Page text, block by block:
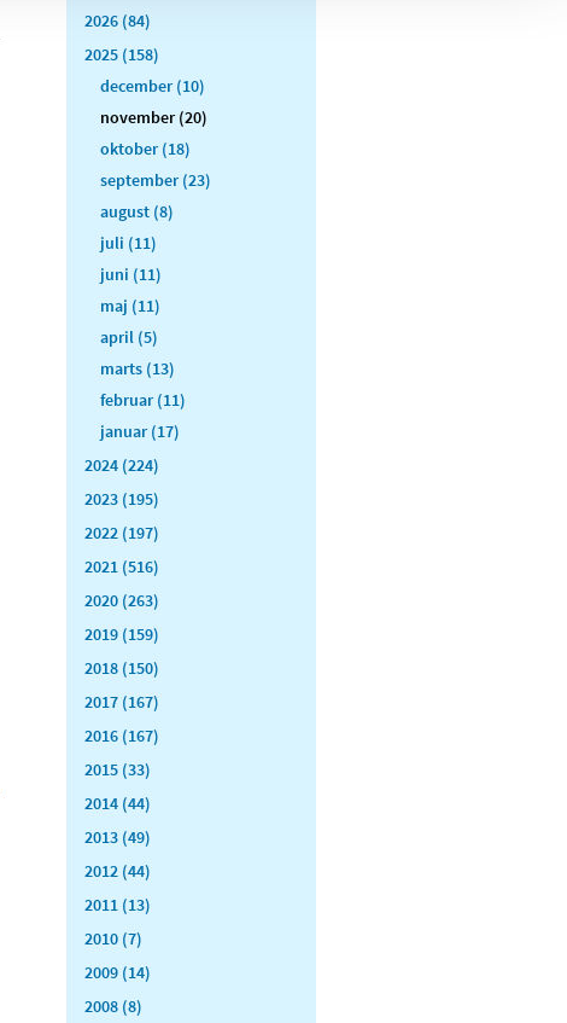
2026 (84)
2025 (158)
december (10)
november (20)
oktober (18)
september (23)
august (8)
juli (11)
juni (11)
maj (11)
april (5)
marts (13)
februar (11)
januar (17)
2024 (224)
2023 (195)
2022 (197)
2021 (516)
2020 (263)
2019 (159)
2018 (150)
2017 (167)
2016 (167)
2015 (33)
2014 (44)
2013 (49)
2012 (44)
2011 (13)
2010 (7)
2009 (14)
2008 (8)